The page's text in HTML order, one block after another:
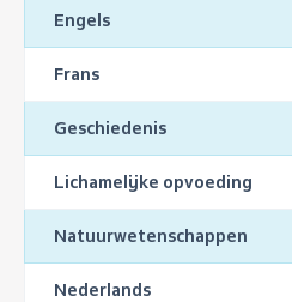
Engels
Frans
Geschiedenis
Lichamelijke opvoeding
Natuurwetenschappen
Nederlands